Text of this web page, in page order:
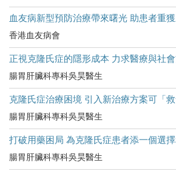
血友病新型預防治療帶來曙光 助患者重
香港血友病會
正視克隆氏症的隱形成本 力求醫療與社
腸胃肝臟科專科吳昊醫生
克隆氏症治療困境 引入新治療方案可「救
腸胃肝臟科專科吳昊醫生
打破用藥困局 為克隆氏症患者添一個選
腸胃肝臟科專科吳昊醫生